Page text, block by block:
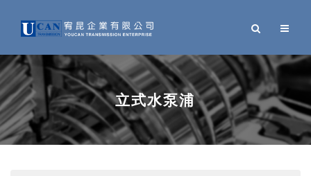
立式水泵浦